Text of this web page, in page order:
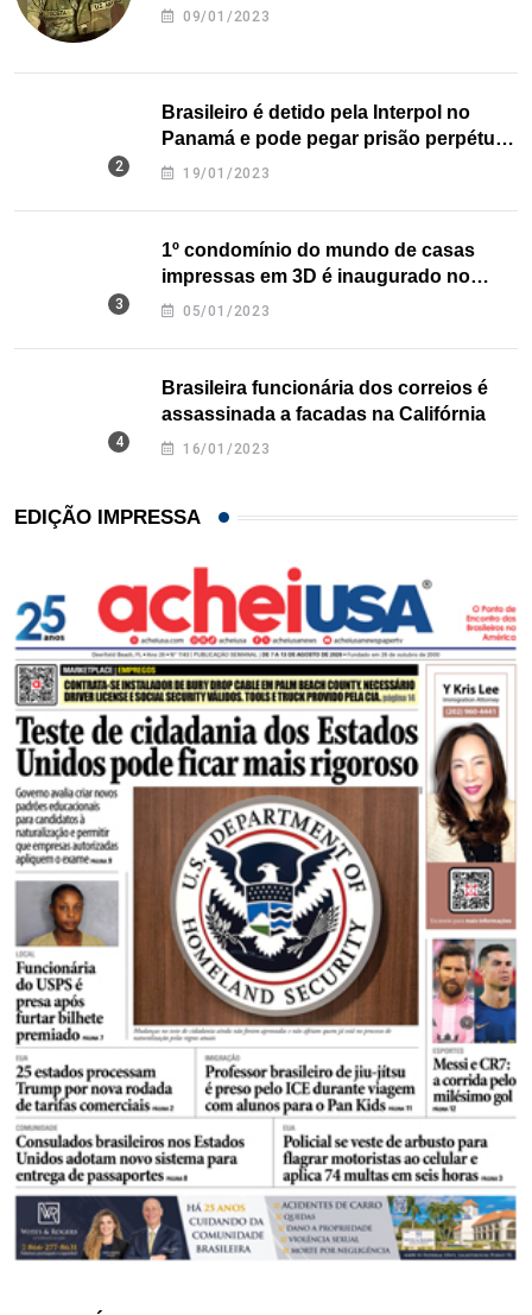
09/01/2023
Brasileiro é detido pela Interpol no
Panamá e pode pegar prisão perpétua
nos EUA
19/01/2023
1º condomínio do mundo de casas
impressas em 3D é inaugurado no
Texas
05/01/2023
Brasileira funcionária dos correios é
assassinada a facadas na Califórnia
16/01/2023
EDIÇÃO IMPRESSA